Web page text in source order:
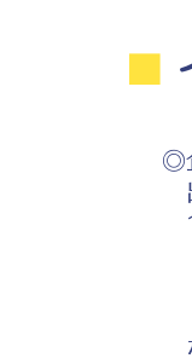
⬛︎
◎